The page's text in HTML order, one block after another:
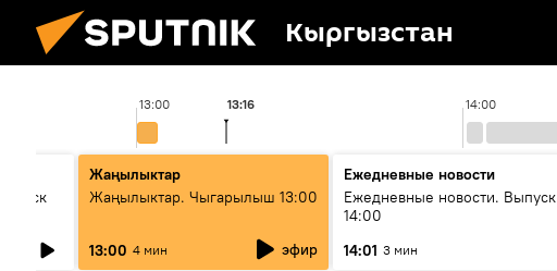
Кыргызстан
13:00 14:00
13:16
Жаңылыктар
Жаңылыктар. Чыгарылыш 13:00
13:00 4 мин эфир
Ежедневные новости
Ежедневные новости. Выпуск
14:00
14:01 3 мин